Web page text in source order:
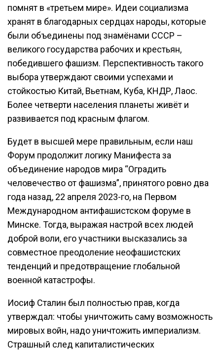
помнят в «третьем мире». Идеи социализма
хранят в благодарных сердцах народы, которые
были объединены под знамёнами СССР –
великого государства рабочих и крестьян,
победившего фашизм. Перспективность такого
выбора утверждают своими успехами и
стойкостью Китай, Вьетнам, Куба, КНДР, Лаос.
Более четверти населения планеты живёт и
развивается под красным флагом.
Будет в высшей мере правильным, если наш
Форум продолжит логику Манифеста за
объединение народов мира “Оградить
человечество от фашизма”, принятого ровно два
года назад, 22 апреля 2023-го, на Первом
Международном антифашистском форуме в
Минске. Тогда, выражая настрой всех людей
доброй воли, его участники высказались за
совместное преодоление неофашистских
тенденций и предотвращение глобальной
военной катастрофы.
Иосиф Сталин был полностью прав, когда
утверждал: чтобы уничтожить саму возможность
мировых войн, надо уничтожить империализм.
Страшный след капиталистических